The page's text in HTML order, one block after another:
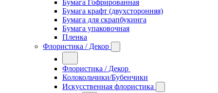
Бумага Гофрированная
Бумага крафт (двухсторонняя)
Бумага для скрапбукинга
Бумага упаковочная
Пленка
Флористика / Декор
Флористика / Декор
Колокольчики/Бубенчики
Искусственная флористика